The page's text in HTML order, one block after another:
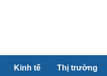
Kinh tế Thị trường